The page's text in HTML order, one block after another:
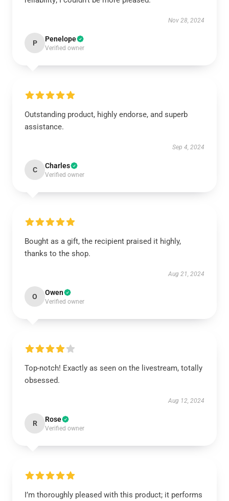
Nov 28, 2024
P Penelope
Verified owner
Outstanding product, highly endorse, and superb
assistance.
Sep 4, 2024
C Charles
Verified owner
Bought as a gift, the recipient praised it highly,
thanks to the shop.
Aug 21, 2024
O Owen
Verified owner
Top-notch! Exactly as seen on the livestream, totally
obsessed.
Aug 12, 2024
R Rose
Verified owner
I’m thoroughly pleased with this product; it performs